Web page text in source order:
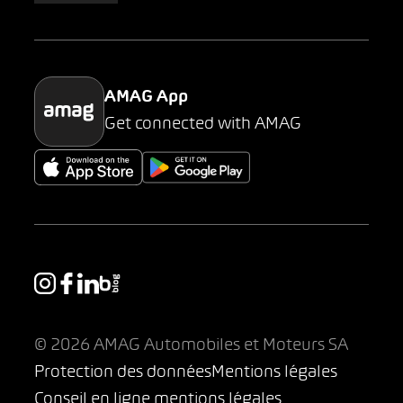
Parking
AMAG App
Get connected with AMAG
© 2026 AMAG Automobiles et Moteurs SA
Protection des donnéesMentions légales